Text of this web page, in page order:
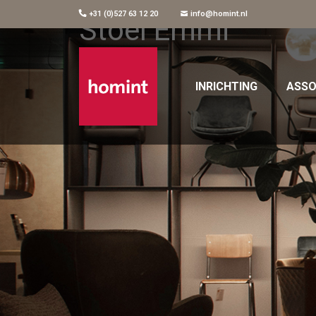
+31 (0)527 63 12 20 info@homint.nl
INRICHTING
Stoel Emmi